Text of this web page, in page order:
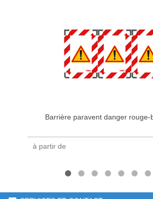
Barrière paravent danger rouge-
à partir de